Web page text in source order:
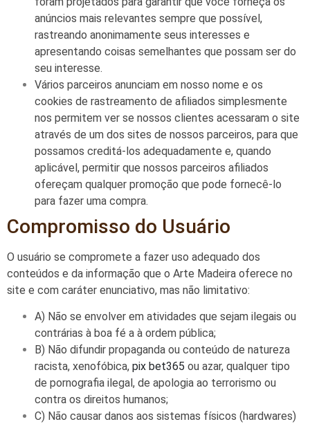
anúncios mais relevantes sempre que possível,
rastreando anonimamente seus interesses e
apresentando coisas semelhantes que possam ser do
seu interesse.
Vários parceiros anunciam em nosso nome e os
cookies de rastreamento de afiliados simplesmente
nos permitem ver se nossos clientes acessaram o site
através de um dos sites de nossos parceiros, para que
possamos creditá-los adequadamente e, quando
aplicável, permitir que nossos parceiros afiliados
ofereçam qualquer promoção que pode fornecê-lo
para fazer uma compra.
Compromisso do Usuário
O usuário se compromete a fazer uso adequado dos
conteúdos e da informação que o Arte Madeira oferece no
site e com caráter enunciativo, mas não limitativo:
A) Não se envolver em atividades que sejam ilegais ou
contrárias à boa fé a à ordem pública;
B) Não difundir propaganda ou conteúdo de natureza
racista, xenofóbica, pix bet365 ou azar, qualquer tipo
de pornografia ilegal, de apologia ao terrorismo ou
contra os direitos humanos;
C) Não causar danos aos sistemas físicos (hardwares)